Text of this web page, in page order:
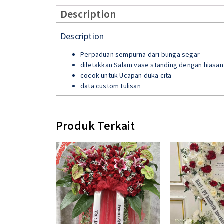
Description
Description
Perpaduan sempurna dari bunga segar
diletakkan Salam vase standing dengan
cocok untuk Ucapan duka cita
data custom tulisan
Produk Terkait